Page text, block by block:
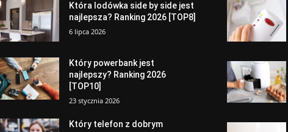
Która lodówka side by side jest
najlepsza? Ranking 2026 [TOP8]
6 lipca 2026
Który powerbank jest
najlepszy? Ranking 2026
[TOP10]
23 stycznia 2026
Który telefon z dobrym